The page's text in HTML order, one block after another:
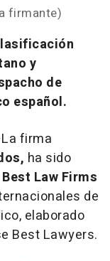
firmante)
y
de
español.
firma
ha sido
Best Law Firms
de
elaborado
Best Lawyers.